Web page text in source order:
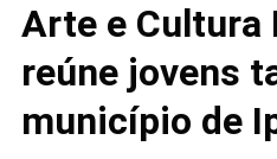
Arte e Cultura
reúne jovens
município de